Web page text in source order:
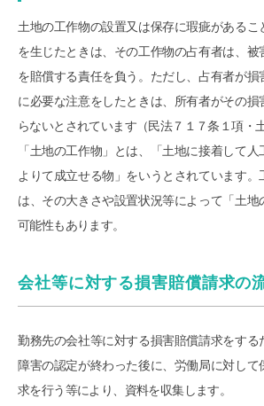
土地の工作物の設置又は保存に瑕疵があるこ
を生じたときは、その工作物の占有者は、被
を賠償する責任を負う。ただし、占有者が損
に必要な注意をしたときは、所有者がその損
らないとされています（民法７１７条１項・
「土地の工作物」とは、「土地に接着して
よりて成立せる物」をいうとされています。
は、その大きさや設置状況等によって「土地
可能性もあります。
会社等に対する損害賠償請求の
勤務先の会社等に対する損害賠償請求をする
障害の認定が終わった後に、労働局に対して
求を行う等により、資料を収集します。